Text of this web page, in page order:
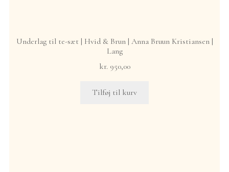
Underlag til te-sæt | Hvid & Brun | Anna Bruun Kristiansen |
Lang
kr.950,00
Tilføj til kurv